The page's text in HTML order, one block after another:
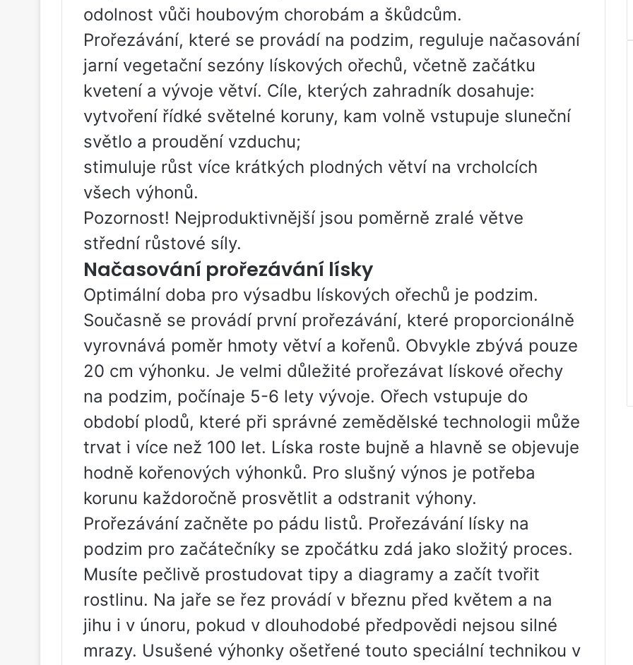
odolnost vůči houbovým chorobám a škůdcům.
Prořezávání, které se provádí na podzim, reguluje načasování
jarní vegetační sezóny lískových ořechů, včetně začátku
kvetení a vývoje větví. Cíle, kterých zahradník dosahuje:
vytvoření řídké světelné koruny, kam volně vstupuje sluneční
světlo a proudění vzduchu;
stimuluje růst více krátkých plodných větví na vrcholcích
všech výhonů.
Pozornost! Nejproduktivnější jsou poměrně zralé větve
střední růstové síly.
Načasování prořezávání lísky
Optimální doba pro výsadbu lískových ořechů je podzim.
Současně se provádí první prořezávání, které proporcionálně
vyrovnává poměr hmoty větví a kořenů. Obvykle zbývá pouze
20 cm výhonku. Je velmi důležité prořezávat lískové ořechy
na podzim, počínaje 5-6 lety vývoje. Ořech vstupuje do
období plodů, které při správné zemědělské technologii může
trvat i více než 100 let. Líska roste bujně a hlavně se objevuje
hodně kořenových výhonků. Pro slušný výnos je potřeba
korunu každoročně prosvětlit a odstranit výhony.
Prořezávání začněte po pádu listů. Prořezávání lísky na
podzim pro začátečníky se zpočátku zdá jako složitý proces.
Musíte pečlivě prostudovat tipy a diagramy a začít tvořit
rostlinu. Na jaře se řez provádí v březnu před květem a na
jihu i v únoru, pokud v dlouhodobé předpovědi nejsou silné
mrazy. Usušené výhonky ošetřené touto speciální technikou v